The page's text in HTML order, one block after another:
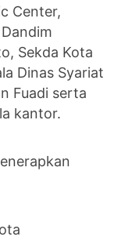
Center,
Sekda Kota
Dinas Syariat
Fuadi serta
kantor.